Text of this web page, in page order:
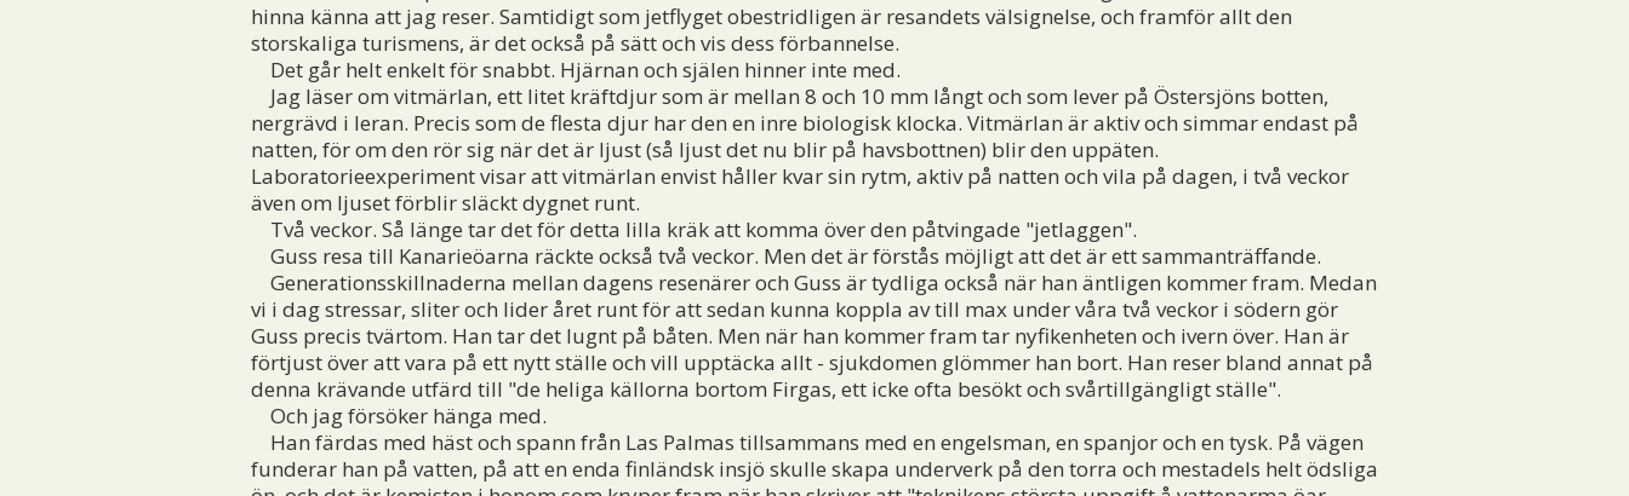
hinna känna att jag reser. Samtidigt som jetflyget obestridligen är resandets välsignelse, och framför allt den
storskaliga turismens, är det också på sätt och vis dess förbannelse.
Det går helt enkelt för snabbt. Hjärnan och själen hinner inte med.
Jag läser om vitmärlan, ett litet kräftdjur som är mellan 8 och 10 mm långt och som lever på Östersjöns botten,
nergrävd i leran. Precis som de flesta djur har den en inre biologisk klocka. Vitmärlan är aktiv och simmar endast på
natten, för om den rör sig när det är ljust (så ljust det nu blir på havsbottnen) blir den uppäten.
Laboratorieexperiment visar att vitmärlan envist håller kvar sin rytm, aktiv på natten och vila på dagen, i två veckor
även om ljuset förblir släckt dygnet runt.
Två veckor. Så länge tar det för detta lilla kräk att komma över den påtvingade "jetlaggen".
Guss resa till Kanarieöarna räckte också två veckor. Men det är förstås möjligt att det är ett sammanträffande.
Generationsskillnaderna mellan dagens resenärer och Guss är tydliga också när han äntligen kommer fram. Medan
vi i dag stressar, sliter och lider året runt för att sedan kunna koppla av till max under våra två veckor i södern gör
Guss precis tvärtom. Han tar det lugnt på båten. Men när han kommer fram tar nyfikenheten och ivern över. Han är
förtjust över att vara på ett nytt ställe och vill upptäcka allt - sjukdomen glömmer han bort. Han reser bland annat på
denna krävande utfärd till "de heliga källorna bortom Firgas, ett icke ofta besökt och svårtillgängligt ställe".
Och jag försöker hänga med.
Han färdas med häst och spann från Las Palmas tillsammans med en engelsman, en spanjor och en tysk. På vägen
funderar han på vatten, på att en enda finländsk insjö skulle skapa underverk på den torra och mestadels helt ödsliga